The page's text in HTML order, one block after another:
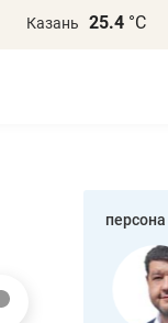
Казань 25.4 °С
персона